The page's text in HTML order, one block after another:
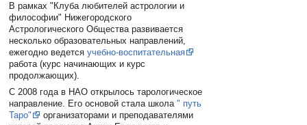
В рамках "Клуба любителей астрологии и
философии" Нижегородского
Астрологического Общества развивается
несколько образовательных направлений,
ежегодно ведетсяучебно-воспитательная
работа (курс начинающих и курс
продолжающих).
С 2008 года в НАО открылось тарологическое
направление. Его основой стала школа" путь
Таро"
организаторами и преподавателями